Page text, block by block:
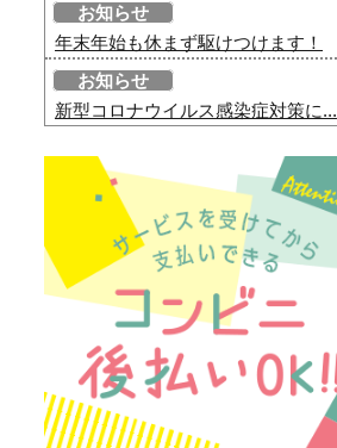
お知らせ
年末年始も休まず駆けつけます！
お知らせ
新型コロナウイルス感染症対策に...